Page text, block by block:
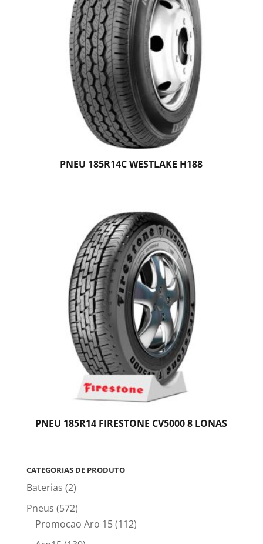
PNEU 185R14C WESTLAKE H188
PNEU 185R14 FIRESTONE CV5000 8 LONAS
CATEGORIAS DE PRODUTO
Baterias (2)
Pneus (572)
Promocao Aro 15(112)